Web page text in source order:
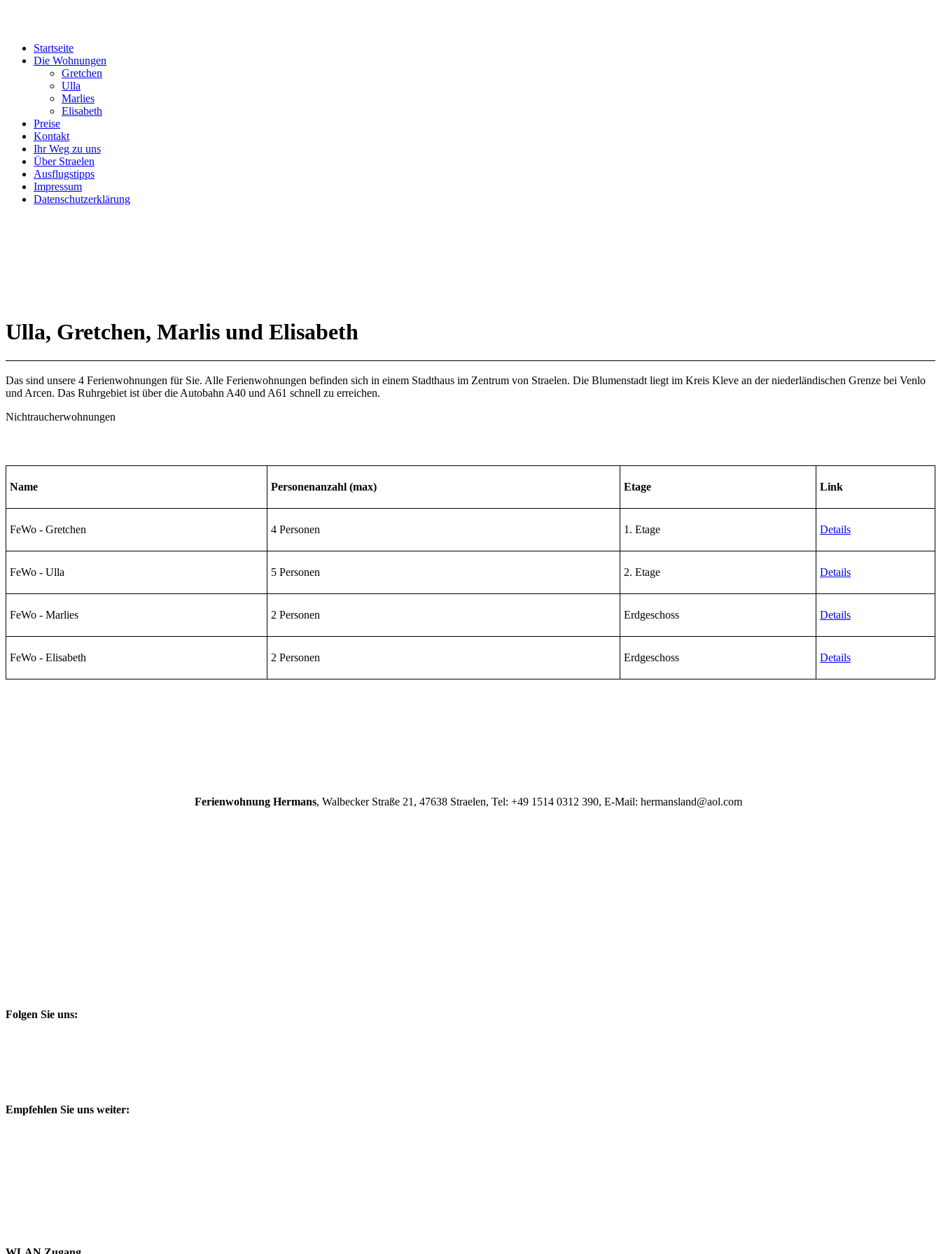
Startseite
Die Wohnungen
Gretchen
Ulla
Marlies
Elisabeth
Preise
Kontakt
Ihr Weg zu uns
Über Straelen
Ausflugstipps
Impressum
Datenschutzerklärung
Ulla, Gretchen, Marlis und Elisabeth
Das sind unsere 4 Ferienwohnungen für Sie. Alle Ferienwohnungen befinden sich in einem Stadthaus im Zentrum von Straelen. Die Blumenstadt liegt im Kreis Kleve an der niederländischen Grenze bei Venlo
und Arcen. Das Ruhrgebiet ist über die Autobahn A40 und A61 schnell zu erreichen.
Nichtraucherwohnungen
Name Personenanzahl (max) Etage Link
FeWo - Gretchen 4 Personen 1. Etage Details
FeWo - Ulla 5 Personen 2. Etage Details
FeWo - Marlies 2 Personen Erdgeschoss Details
FeWo - Elisabeth 2 Personen Erdgeschoss Details
Ferienwohnung Hermans, Walbecker Straße 21, 47638 Straelen, Tel: +49 1514 0312 390, E-Mail: hermansland@aol.com
Folgen Sie uns:
Empfehlen Sie uns weiter: